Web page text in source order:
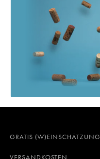
GRATIS (W)EINSCHÄTZUNG
VERSANDKOSTEN